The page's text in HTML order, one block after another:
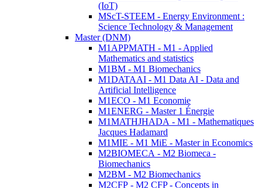
(IoT)
MScT-STEEM - Energy Environment :
Science Technology & Management
Master (DNM)
M1APPMATH - M1 - Applied
Mathematics and statistics
M1BM - M1 Biomechanics
M1DATAAI - M1 Data AI - Data and
Artificial Intelligence
M1ECO - M1 Economie
M1ENERG - Master 1 Énergie
M1MATHJHADA - M1 - Mathematiques
Jacques Hadamard
M1MIE - M1 MiE - Master in Economics
M2BIOMECA - M2 Biomeca -
Biomechanics
M2BM - M2 Biomechanics
M2CFP - M2 CFP - Concepts in